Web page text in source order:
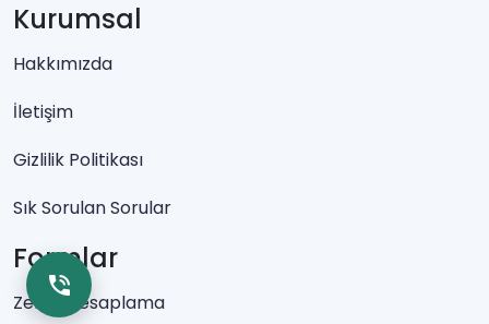
Kurumsal
Hakkımızda
İletişim
Gizlilik Politikası
Sık Sorulan Sorular
Formlar
Zekat Hesaplama